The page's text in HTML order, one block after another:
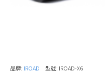
品牌: IROAD 型號: IROAD-X6